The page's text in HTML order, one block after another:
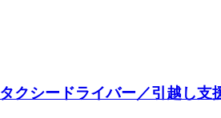
クシードライバー／引越し支